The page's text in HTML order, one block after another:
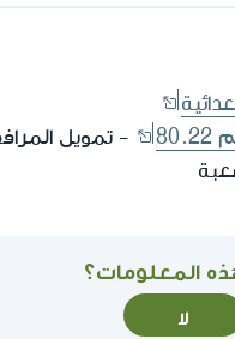
- تمويل
المعلومات؟
لا